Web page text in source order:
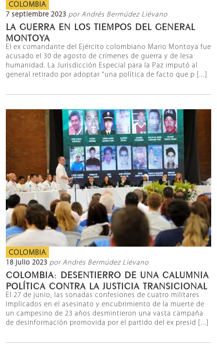
COLOMBIA
7 septiembre 2023 por Andrés Bermúdez Liévano
LA GUERRA EN LOS TIEMPOS DEL GENERAL
MONTOYA
El ex comandante del Ejército colombiano Mario Montoya fue
acusado el 30 de agosto de crímenes de guerra y de lesa
humanidad. La Jurisdicción Especial para la Paz imputó al
general retirado por adoptar "una política de facto que p [...]
COLOMBIA
18 julio 2023 por Andrés Bermúdez Liévano
COLOMBIA: DESENTIERRO DE UNA CALUMNIA
POLÍTICA CONTRA LA JUSTICIA TRANSICIONAL
El 27 de junio, las sonadas confesiones de cuatro militares
implicados en el asesinato y encubrimiento de la muerte de
un campesino de 23 años desmintieron una vasta campaña
de desinformación promovida por el partido del ex presid [...]